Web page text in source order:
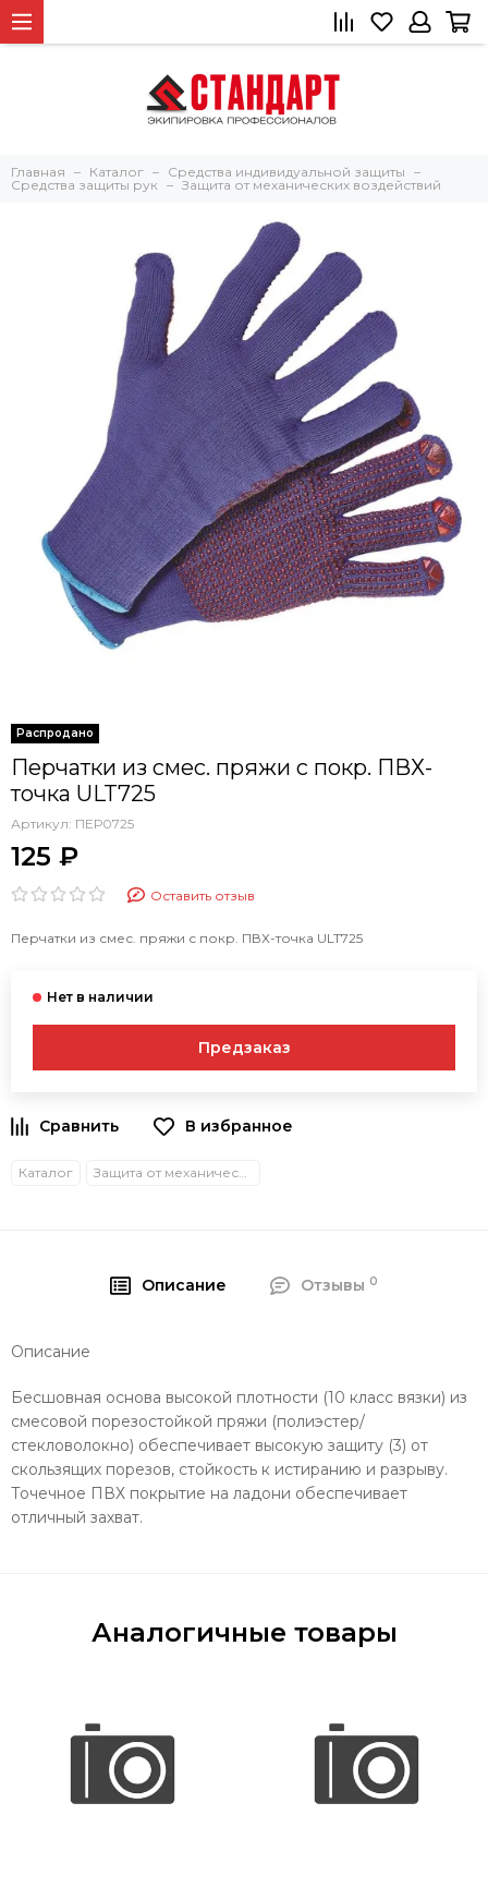
Главная Каталог
Средства индивидуальной защиты
Средства защиты рук
Защита от механических воздействий
Перчатки из смес. пряжи с покр. ПВХ-
точка ULT725
Артикул: ПЕР0725
125 ₽
Оставить отзыв
Перчатки из смес. пряжи с покр. ПВХ-точка ULT725
Предзаказ
В избранное
Каталог Защита от механических воздействий
Описание Отзывы 0
Описание
Бесшовная основа высокой плотности (10 класс вязки) из
смесовой порезостойкой пряжи (полиэстер/
стекловолокно) обеспечивает высокую защиту (3) от
скользящих порезов, стойкость к истиранию и разрыву.
Точечное ПВХ покрытие на ладони обеспечивает
отличный захват.
Аналогичные товары